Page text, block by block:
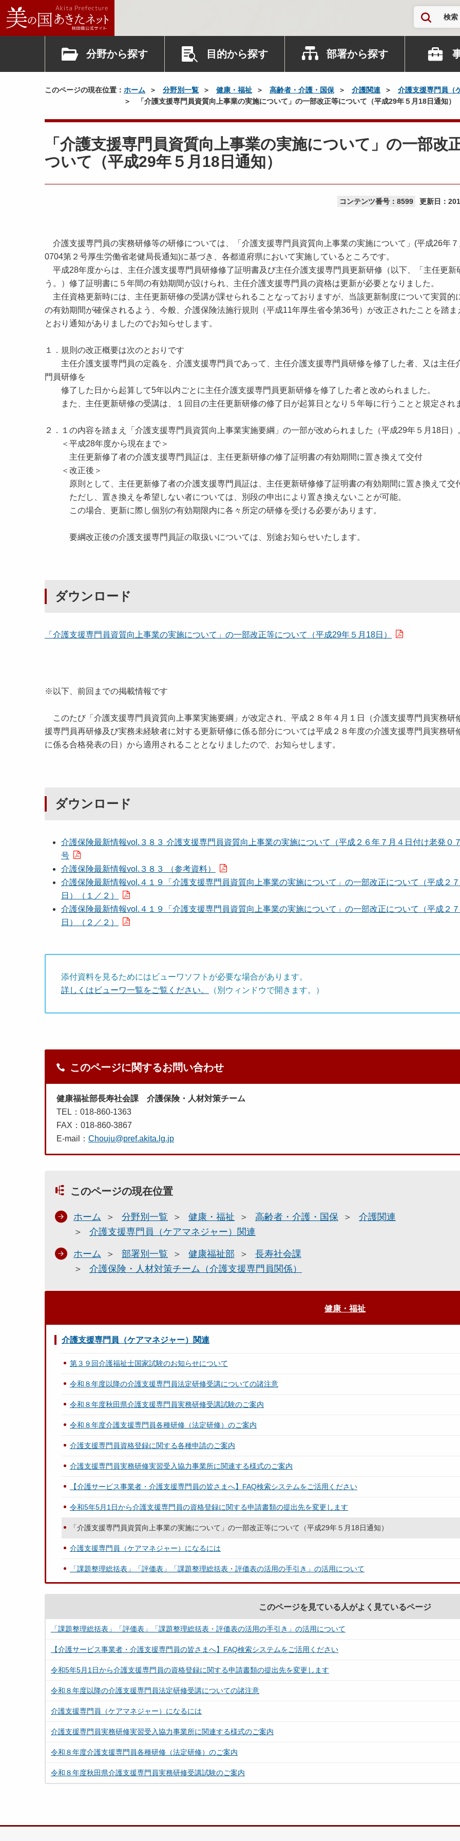
検索
分野から探す 目的から探す 部署から探す
このページの現在位置： ホーム 分野別一覧 健康・福祉 高齢者・介護・国保 介護関連
介護支援専門員（
「介護支援専門員資質向上事業の実施について」の一部改正等について（平成29年５月18日通知）
「介護支援専門員資質向上事業の実施について」の一部改
ついて（平成29年５月18日通知）
コンテンツ番号：8599 更新日：
介護支援専門員の実務研修等の研修については、「介護支援専門員資質向上事業の実施について」(平成26年
0704第２号厚生労働省老健局長通知)に基づき、各都道府県において実施しているところです。
平成28年度からは、主任介護支援専門員研修修了証明書及び主任介護支援専門員更新研修（以下、「主任更新
う。）修了証明書に５年間の有効期間が設けられ、主任介護支援専門員の資格は更新が必要となりました。
主任資格更新時には、主任更新研修の受講が課せられることなっておりますが、当該更新制度について実質的
の有効期間が確保されるよう、今般、介護保険法施行規則（平成11年厚生省令第36号）が改正されたことを踏ま
とおり通知がありましたのでお知らせします。
１．規則の改正概要は次のとおりです
主任介護支援専門員の定義を、介護支援専門員であって、主任介護支援専門員研修を修了した者、又は主任
門員研修を
修了した日から起算して5年以内ごとに主任介護支援専門員更新研修を修了した者と改められました。
また、主任更新研修の受講は、１回目の主任更新研修の修了日が起算日となり５年毎に行うことと規定され
２．１の内容を踏まえ「介護支援専門員資質向上事業実施要綱」の一部が改められました（平成29年５月18日）
＜平成28年度から現在まで＞
主任更新修了者の介護支援専門員証は、主任更新研修の修了証明書の有効期間に置き換えて交付
＜改正後＞
原則として、主任更新修了者の介護支援専門員証は、主任更新研修修了証明書の有効期間に置き換えて交
ただし、置き換えを希望しない者については、別段の申出により置き換えないことが可能。
この場合、更新に際し個別の有効期限内に各々所定の研修を受ける必要があります。
要綱改正後の介護支援専門員証の取扱いについては、別途お知らせいたします。
ダウンロード
「介護支援専門員資質向上事業の実施について」の一部改正等について（平成29年５月18日）
※以下、前回までの掲載情報です
このたび「介護支援専門員資質向上事業実施要綱」が改定され、平成２８年４月１日（介護支援専門員実務研
援専門員再研修及び実務未経験者に対する更新研修に係る部分については平成２８年度の介護支援専門員実務研
に係る合格発表の日）から適用されることとなりましたので、お知らせします。
ダウンロード
介護保険最新情報vol.３８３ 介護支援専門員資質向上事業の実施について（平成２６年７月４日付け老発０
号
介護保険最新情報vol.３８３ （参考資料）
介護保険最新情報vol.４１９「介護支援専門員資質向上事業の実施について」の一部改正について（平成２
日）（１／２）
介護保険最新情報vol.４１９「介護支援専門員資質向上事業の実施について」の一部改正について（平成２
日）（２／２）
添付資料を見るためにはビューワソフトが必要な場合があります。
詳しくはビューワ一覧をご覧ください。
（別ウィンドウで開きます。）
このページに関するお問い合わせ
健康福祉部長寿社会課 介護保険・人材対策チーム
TEL：018-860-1363
FAX：018-860-3867
E-mail： Chouju@pref.akita.lg.jp
このページの現在位置
ホーム 分野別一覧 健康・福祉 高齢者・介護・国保
介護関連
介護支援専門員（ケアマネジャー）関連
ホーム 部署別一覧 健康福祉部
長寿社会課
介護保険・人材対策チーム（介護支援専門員関係）
健康・福祉
介護支援専門員（ケアマネジャー）関連
第３９回介護福祉士国家試験のお知らせについて
令和８年度以降の介護支援専門員法定研修受講についての諸注意
令和８年度秋田県介護支援専門員実務研修受講試験のご案内
令和８年度介護支援専門員各種研修（法定研修）のご案内
介護支援専門員資格登録に関する各種申請のご案内
介護支援専門員実務研修実習受入協力事業所に関連する様式のご案内
【介護サービス事業者・介護支援専門員の皆さまへ】FAQ検索システムをご活用ください
令和5年5月1日から介護支援専門員の資格登録に関する申請書類の提出先を変更します
「介護支援専門員資質向上事業の実施について」の一部改正等について（平成29年５月18日通知）
介護支援専門員（ケアマネジャー）になるには
「課題整理総括表」「評価表」「課題整理総括表・評価表の活用の手引き」の活用について
このページを見ている人がよく見ているページ
「課題整理総括表」「評価表」「課題整理総括表・評価表の活用の手引き」の活用について
【介護サービス事業者・介護支援専門員の皆さまへ】FAQ検索システムをご活用ください
令和5年5月1日から介護支援専門員の資格登録に関する申請書類の提出先を変更します
令和８年度以降の介護支援専門員法定研修受講についての諸注意
介護支援専門員（ケアマネジャー）になるには
介護支援専門員実務研修実習受入協力事業所に関連する様式のご案内
令和８年度介護支援専門員各種研修（法定研修）のご案内
令和８年度秋田県介護支援専門員実務研修受講試験のご案内